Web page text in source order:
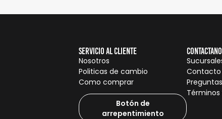
Servicio al cliente
Nosotros
Politicas de cambio
Como comprar
Botón de
arrepentimiento
Contacto